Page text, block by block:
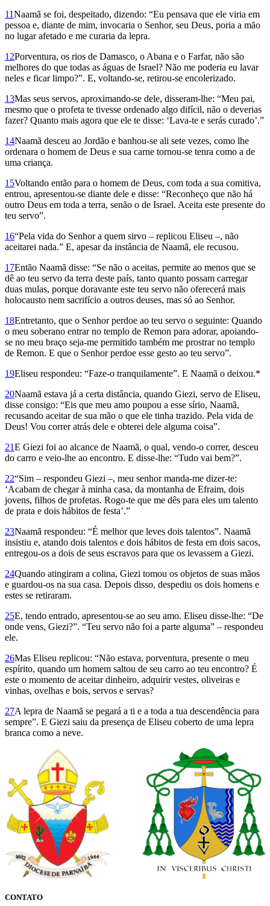
11Naamã se foi, despeitado, dizendo: “Eu pensava que ele viria em
pessoa e, diante de mim, invocaria o Senhor, seu Deus, poria a mão
no lugar afetado e me curaria da lepra.
12Porventura, os rios de Damasco, o Abana e o Farfar, não são
melhores do que todas as águas de Israel? Não me poderia eu lavar
neles e ficar limpo?”. E, voltando-se, retirou-se encolerizado.
13Mas seus servos, aproximando-se dele, disseram-lhe: “Meu pai,
mesmo que o profeta te tivesse ordenado algo difícil, não o deverias
fazer? Quanto mais agora que ele te disse: ‘Lava-te e serás curado’.”
14Naamã desceu ao Jordão e banhou-se ali sete vezes, como lhe
ordenara o homem de Deus e sua carne tornou-se tenra como a de
uma criança.
15Voltando então para o homem de Deus, com toda a sua comitiva,
entrou, apresentou-se diante dele e disse: “Reconheço que não há
outro Deus em toda a terra, senão o de Israel. Aceita este presente do
teu servo”.
16“Pela vida do Senhor a quem sirvo – replicou Eliseu –, não
aceitarei nada.” E, apesar da instância de Naamã, ele recusou.
17Então Naamã disse: “Se não o aceitas, permite ao menos que se
dê ao teu servo da terra deste país, tanto quanto possam carregar
duas mulas, porque doravante este teu servo não oferecerá mais
holocausto nem sacrifício a outros deuses, mas só ao Senhor.
18Entretanto, que o Senhor perdoe ao teu servo o seguinte: Quando
o meu soberano entrar no templo de Remon para adorar, apoiando-
se no meu braço seja-me permitido também me prostrar no templo
de Remon. E que o Senhor perdoe esse gesto ao teu servo”.
19Eliseu respondeu: “Faze-o tranquilamente”. E Naamã o deixou.*
20Naamã estava já a certa distância, quando Giezi, servo de Eliseu,
disse consigo: “Eis que meu amo poupou a esse sírio, Naamã,
recusando aceitar de sua mão o que ele tinha trazido. Pela vida de
Deus! Vou correr atrás dele e obterei dele alguma coisa”.
21E Giezi foi ao alcance de Naamã, o qual, vendo-o correr, desceu
do carro e veio-lhe ao encontro. E disse-lhe: “Tudo vai bem?”.
22“Sim – respondeu Giezi –, meu senhor manda-me dizer-te:
‘Acabam de chegar à minha casa, da montanha de Efraim, dois
jovens, filhos de profetas. Rogo-te que me dês para eles um talento
de prata e dois hábitos de festa’.”
23Naamã respondeu: “É melhor que leves dois talentos”. Naamã
insistiu e, atando dois talentos e dois hábitos de festa em dois sacos,
entregou-os a dois de seus escravos para que os levassem a Giezi.
24Quando atingiram a colina, Giezi tomou os objetos de suas mãos
e guardou-os na sua casa. Depois disso, despediu os dois homens e
estes se retiraram.
25E, tendo entrado, apresentou-se ao seu amo. Eliseu disse-lhe: “De
onde vens, Giezi?”. “Teu servo não foi a parte alguma” – respondeu
ele.
26Mas Eliseu replicou: “Não estava, porventura, presente o meu
espírito, quando um homem saltou de seu carro ao teu encontro? É
este o momento de aceitar dinheiro, adquirir vestes, oliveiras e
vinhas, ovelhas e bois, servos e servas?
27A lepra de Naamã se pegará a ti e a toda a tua descendência para
sempre”. E Giezi saiu da presença de Eliseu coberto de uma lepra
branca como a neve.
CONTATO